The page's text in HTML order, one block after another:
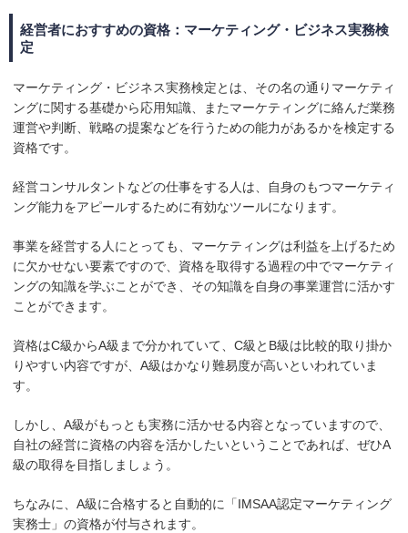
経営者におすすめの資格：マーケティング・ビジネス実務検
定
マーケティング・ビジネス実務検定とは、その名の通りマーケティ
ングに関する基礎から応用知識、またマーケティングに絡んだ業務
運営や判断、戦略の提案などを行うための能力があるかを検定する
資格です。
経営コンサルタントなどの仕事をする人は、自身のもつマーケティ
ング能力をアピールするために有効なツールになります。
事業を経営する人にとっても、マーケティングは利益を上げるため
に欠かせない要素ですので、資格を取得する過程の中でマーケティ
ングの知識を学ぶことができ、その知識を自身の事業運営に活かす
ことができます。
資格はC級からA級まで分かれていて、C級とB級は比較的取り掛か
りやすい内容ですが、A級はかなり難易度が高いといわれていま
す。
しかし、A級がもっとも実務に活かせる内容となっていますので、
自社の経営に資格の内容を活かしたいということであれば、ぜひA
級の取得を目指しましょう。
ちなみに、A級に合格すると自動的に「IMSAA認定マーケティング
実務士」の資格が付与されます。